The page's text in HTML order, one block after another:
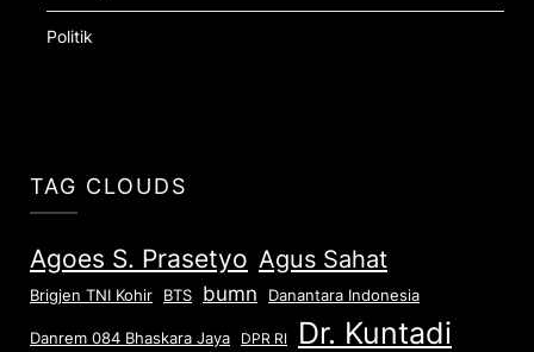
Politik
TAG CLOUDS
Agoes S. Prasetyo Agus Sahat
Brigjen TNI Kohir BTS bumn Danantara Indonesia
Danrem 084 Bhaskara Jaya DPR RI Dr. Kuntadi